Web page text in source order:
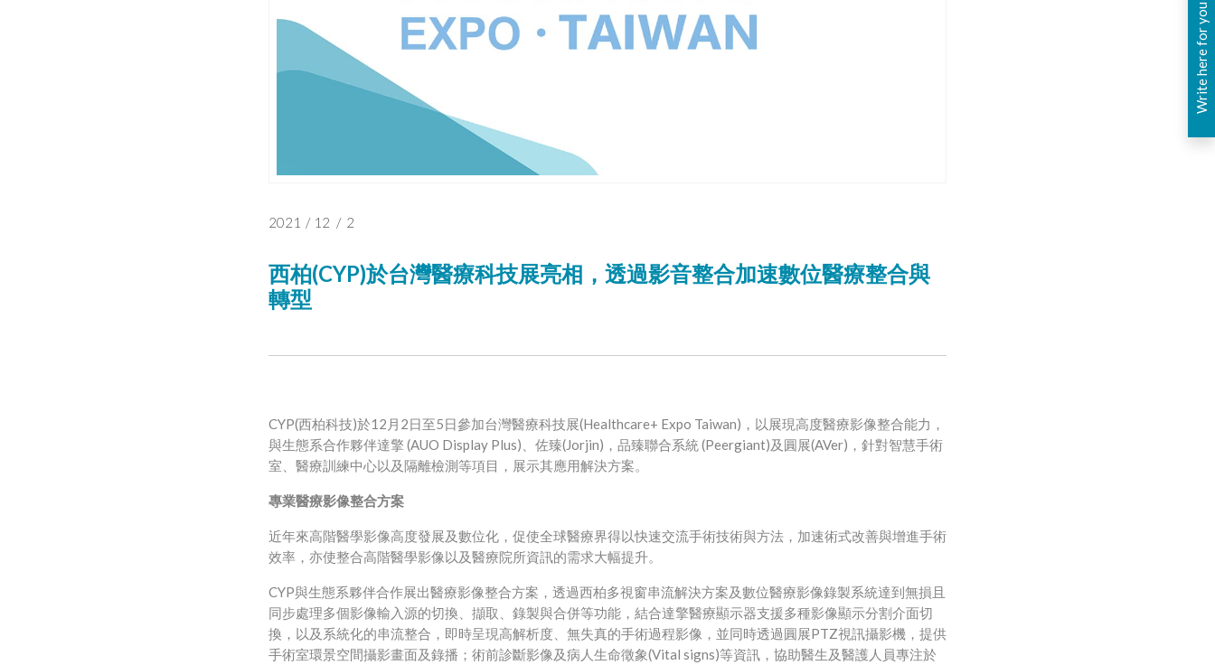
Write here for you
2021 / 12 / 2
西柏(CYP)於台灣醫療科技展亮相，透過影音整合加速數位醫療整合與
轉型
CYP(西柏科技)於12 月 2 日至5 日參加台灣醫療科技展(Healthcare+ Expo Taiwan) ，以展現高度醫療影像整合能力，
與生態系合作夥伴達擎 (AUO Display Plus) 、佐臻(Jorjin) ，品臻聯合系統(Peergiant)及圓展(AVer) ，針對智慧手術
室、醫療訓練中心以及隔離檢測等項目，展示其應用解決方案。
專業醫療影像整合方案
近年來高階醫學影像高度發展及數位化，促使全球醫療界得以快速交流手術技術與方法，加速術式改善與增進手術
效率，亦使整合高階醫學影像以及醫療院所資訊的需求大幅提升。
CYP與生態系夥伴合作展出醫療影像整合方案，透過西柏多視窗串流解決方案及數位醫療影像錄製系統達到無損且
同步處理多個影像輸入源的切換、擷取、錄製與合併等功能，結合達擎醫療顯示器支援多種影像顯示分割介面切
換，以及系統化的串流整合，即時呈現高解析度、無失真的手術過程影像，並同時透過圓展PTZ視訊攝影機，提供
手術室環景空間攝影畫面及錄播；術前診斷影像及病人生命徵象(Vital signs)等資訊，協助醫生及醫護人員專注於